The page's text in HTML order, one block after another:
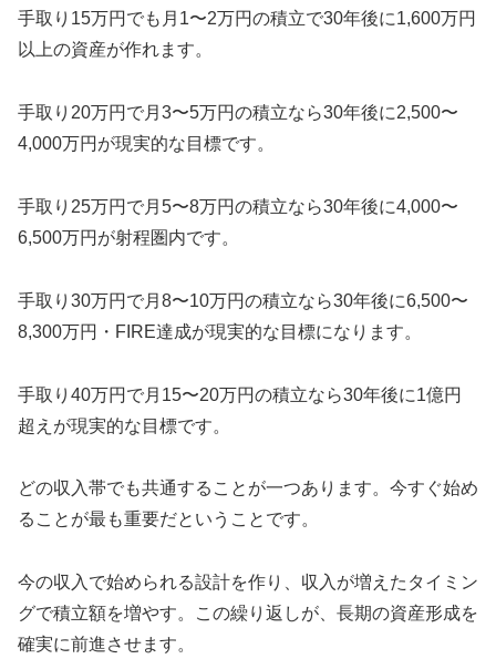
手取り15万円でも月1〜2万円の積立で30年後に1,600万円
以上の資産が作れます。
手取り20万円で月3〜5万円の積立なら30年後に2,500〜
4,000万円が現実的な目標です。
手取り25万円で月5〜8万円の積立なら30年後に4,000〜
6,500万円が射程圏内です。
手取り30万円で月8〜10万円の積立なら30年後に6,500〜
8,300万円・FIRE達成が現実的な目標になります。
手取り40万円で月15〜20万円の積立なら30年後に1億円
超えが現実的な目標です。
どの収入帯でも共通することが一つあります。今すぐ始め
ることが最も重要だということです。
今の収入で始められる設計を作り、収入が増えたタイミン
グで積立額を増やす。この繰り返しが、長期の資産形成を
確実に前進させます。